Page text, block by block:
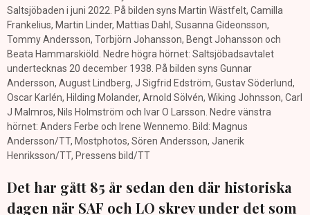
Saltsjöbaden i juni 2022. På bilden syns Martin Wästfelt, Camilla
Frankelius, Martin Linder, Mattias Dahl, Susanna Gideonsson,
Tommy Andersson, Torbjörn Johansson, Bengt Johansson och
Beata Hammarskiöld. Nedre högra hörnet: Saltsjöbadsavtalet
undertecknas 20 december 1938. På bilden syns Gunnar
Andersson, August Lindberg, J Sigfrid Edström, Gustav Söderlund,
Oscar Karlén, Hilding Molander, Arnold Sölvén, Wiking Johnsson, Carl
J Malmros, Nils Holmström och Ivar O Larsson. Nedre vänstra
hörnet: Anders Ferbe och Irene Wennemo. Bild: Magnus
Andersson/TT, Mostphotos, Sören Andersson, Janerik
Henriksson/TT, Pressens bild/TT
Det har gått 85 år sedan den där historiska
dagen när SAF och LO skrev under det som